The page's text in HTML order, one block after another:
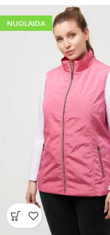
NUOLAIDA